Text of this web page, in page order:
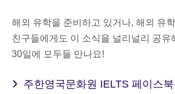
해외 유학을 준비하고 있거나, 해외 유
친구들에게도 이 소식을 널리널리 공유
30일에 모두들 만나요!
주한영국문화원 IELTS 페이스북